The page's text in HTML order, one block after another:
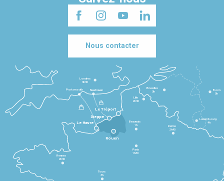
Nous contacter
Le Havre
Dieppe
Le Tréport
Rennes
2h30
Tours
3h
Paris
1h30
Beauvais
1h
Reims
2h45
Lille
2h30
Bruxelles
3h
Londres
3h30
Newhaven
Portsmouth
Bonn
5h
Luxembourg
4h
Rouen